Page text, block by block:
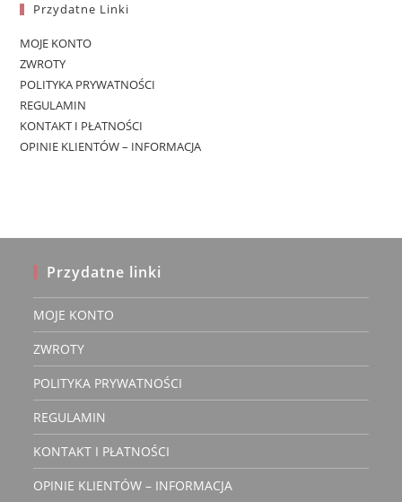
Przydatne Linki
MOJE KONTO
ZWROTY
POLITYKA PRYWATNOŚCI
REGULAMIN
KONTAKT I PŁATNOŚCI
OPINIE KLIENTÓW – INFORMACJA
Przydatne linki
MOJE KONTO
ZWROTY
POLITYKA PRYWATNOŚCI
REGULAMIN
KONTAKT I PŁATNOŚCI
OPINIE KLIENTÓW – INFORMACJA